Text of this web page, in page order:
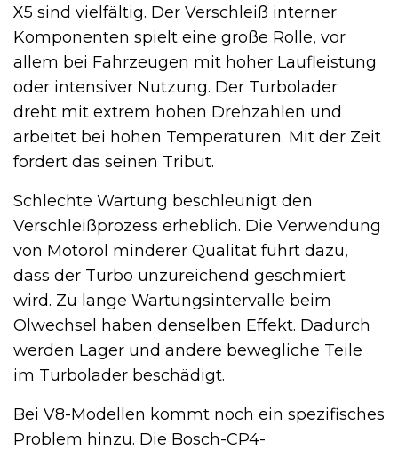
X5 sind vielfältig. Der Verschleiß interner
Komponenten spielt eine große Rolle, vor
allem bei Fahrzeugen mit hoher Laufleistung
oder intensiver Nutzung. Der Turbolader
dreht mit extrem hohen Drehzahlen und
arbeitet bei hohen Temperaturen. Mit der Zeit
fordert das seinen Tribut.
Schlechte Wartung beschleunigt den
Verschleißprozess erheblich. Die Verwendung
von Motoröl minderer Qualität führt dazu,
dass der Turbo unzureichend geschmiert
wird. Zu lange Wartungsintervalle beim
Ölwechsel haben denselben Effekt. Dadurch
werden Lager und andere bewegliche Teile
im Turbolader beschädigt.
Bei V8-Modellen kommt noch ein spezifisches
Problem hinzu. Die Bosch-CP4-